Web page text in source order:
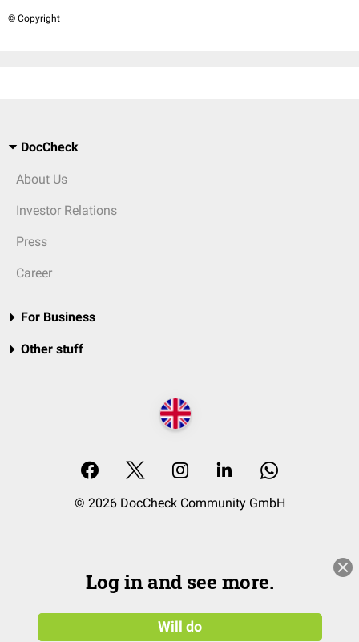
© Copyright
DocCheck
About Us
Investor Relations
Press
Career
For Business
Other stuff
© 2026 DocCheck Community GmbH
Log in and see more.
Will do